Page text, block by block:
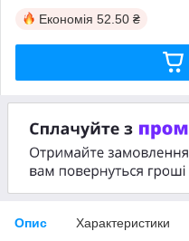
Економія 52.50 ₴
Опис Характеристики